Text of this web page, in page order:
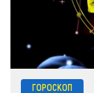
ГОРОСКОП